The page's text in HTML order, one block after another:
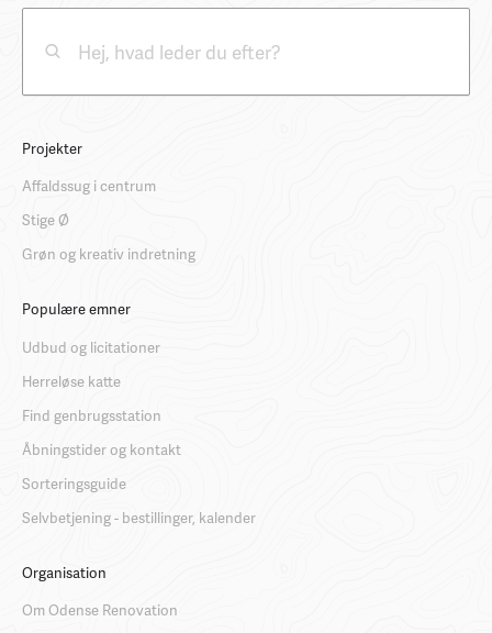
Projekter
Affaldssug i centrum
Stige Ø
Grøn og kreativ indretning
Populære emner
Udbud og licitationer
Herreløse katte
Find genbrugsstation
Åbningstider og kontakt
Sorteringsguide
Selvbetjening - bestillinger, kalender
Organisation
Om Odense Renovation